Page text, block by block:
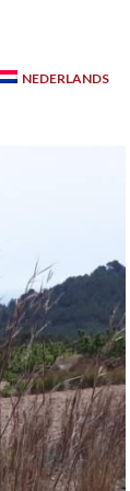
NEDERLANDS